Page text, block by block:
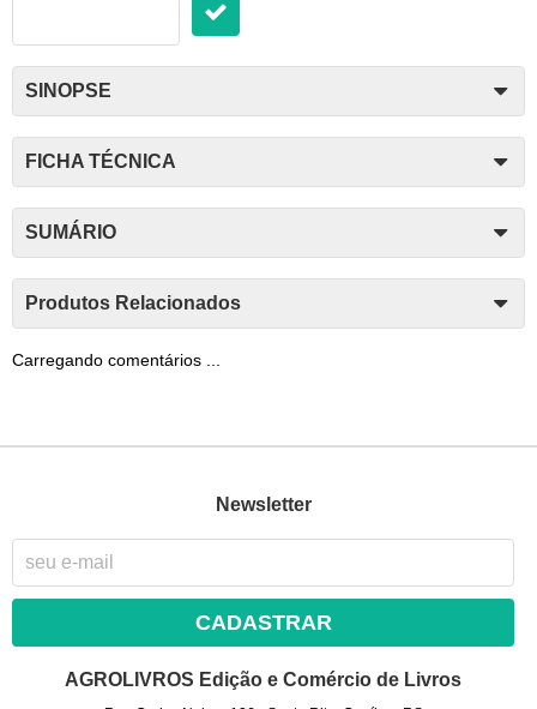
SINOPSE
FICHA TÉCNICA
SUMÁRIO
Produtos Relacionados
Carregando comentários ...
Newsletter
CADASTRAR
AGROLIVROS Edição e Comércio de Livros